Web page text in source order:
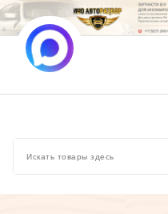
Перейти
к
содержимому